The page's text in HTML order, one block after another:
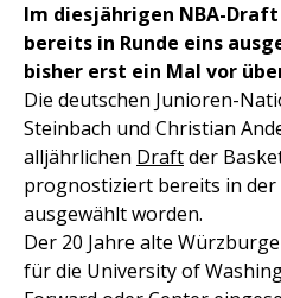
Im diesjährigen NBA-
bereits in Runde eins
bisher erst ein Mal vor
Die deutschen Junioren-
Steinbach und Christian
alljährlichen Draftder
prognostiziert bereits in der
ausgewählt worden.
Der 20 Jahre alte
für die University of